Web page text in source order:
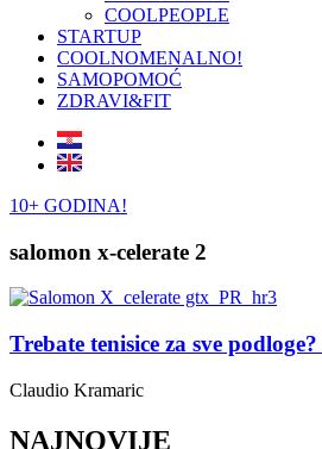
COOLPEOPLE
STARTUP
COOLNOMENALNO!
SAMOPOMOĆ
ZDRAVI&FIT
10+ GODINA!
salomon x-celerate 2
Trebate tenisice za sve
Claudio Kramaric
NAJNOVIJE